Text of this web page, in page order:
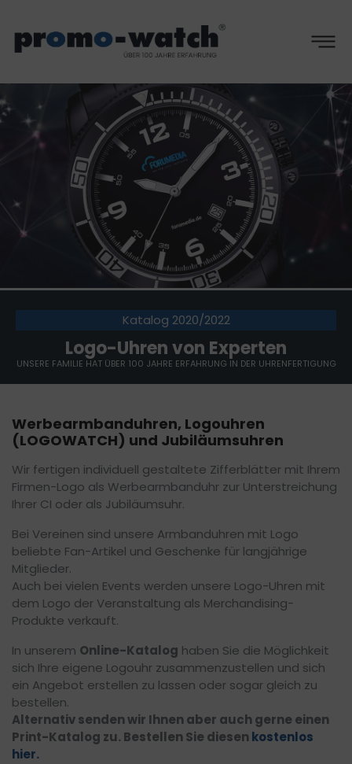
Katalog 2020/2022
Logo-Uhren von Experten
UNSERE FAMILIE HAT ÜBER 100 JAHRE ERFAHRUNG IN DER UHRENFERTIGUNG
Werbearmbanduhren, Logouhren
(LOGOWATCH) und Jubiläumsuhren
Wir fertigen individuell gestaltete Zifferblätter mit Ihrem
Firmen-Logo als Werbearmbanduhr zur Unterstreichung
Ihrer CI oder als Jubiläumsuhr.
Bei Vereinen sind unsere Armbanduhren mit Logo
beliebte Fan-Artikel und Geschenke für langjährige
Mitglieder.
Auch bei vielen Events werden unsere Logo-Uhren mit
dem Logo der Veranstaltung als Merchandising-
Produkte verkauft.
In unserem Online-Katalog haben Sie die Möglichkeit
sich Ihre eigene Logouhr zusammenzustellen und sich
ein Angebot erstellen zu lassen oder sogar gleich zu
bestellen.
Alternativ senden wir Ihnen aber auch gerne einen
Print-Katalog zu. Bestellen Sie diesenkostenlos
hier.